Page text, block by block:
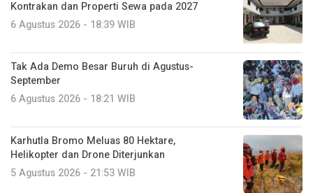
Kontrakan dan Properti Sewa pada 2027
6 Agustus 2026 - 18:39 WIB
Tak Ada Demo Besar Buruh di Agustus-
September
6 Agustus 2026 - 18:21 WIB
Karhutla Bromo Meluas 80 Hektare,
Helikopter dan Drone Diterjunkan
5 Agustus 2026 - 21:53 WIB